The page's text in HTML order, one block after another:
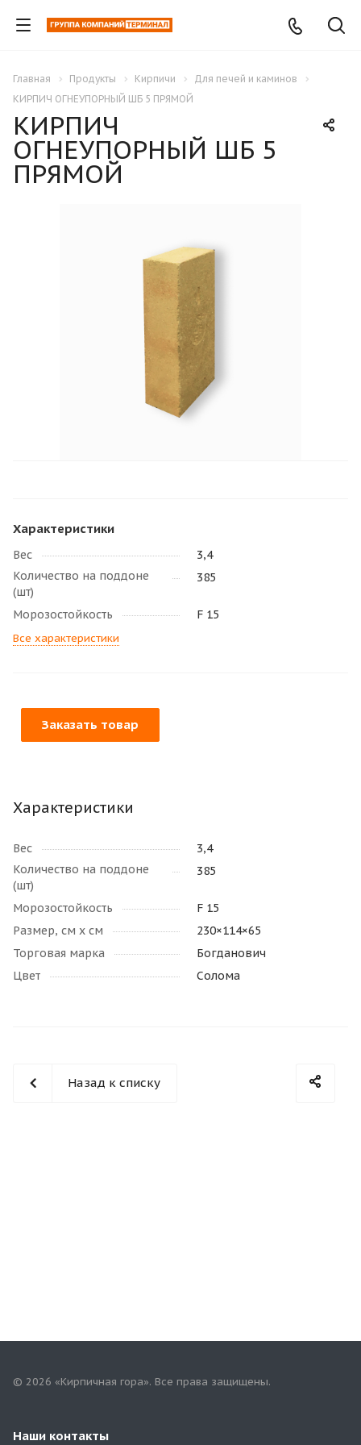
Главная Продукты Кирпичи
Для печей и каминов
КИРПИЧ ОГНЕУПОРНЫЙ ШБ 5 ПРЯМОЙ
КИРПИЧ
ОГНЕУПОРНЫЙ ШБ 5
ПРЯМОЙ
Характеристики
Вес
3,4
Количество на поддоне
(шт)
385
Морозостойкость F 15
Все характеристики
Заказать товар
Характеристики
Вес
3,4
Количество на поддоне
(шт)
385
Морозостойкость
F 15
Размер, см х см
230×114×65
Торговая марка
Богданович
Цвет
Солома
Назад к списку
© 2026 «Кирпичная гора». Все права защищены.
Наши контакты